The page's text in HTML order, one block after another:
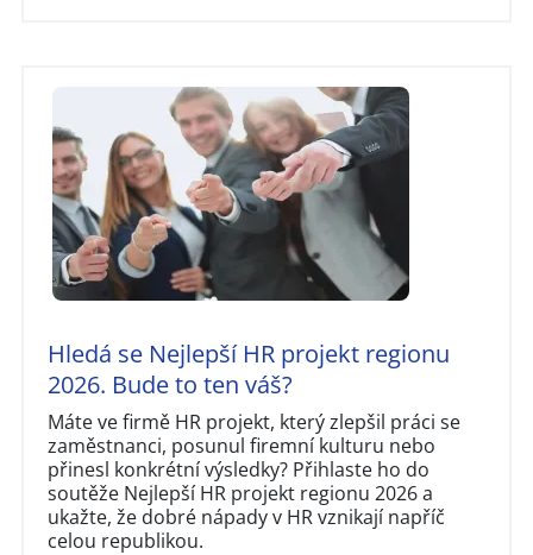
Hledá se Nejlepší HR projekt regionu
2026. Bude to ten váš?
Máte ve firmě HR projekt, který zlepšil práci se
zaměstnanci, posunul firemní kulturu nebo
přinesl konkrétní výsledky? Přihlaste ho do
soutěže Nejlepší HR projekt regionu 2026 a
ukažte, že dobré nápady v HR vznikají napříč
celou republikou.